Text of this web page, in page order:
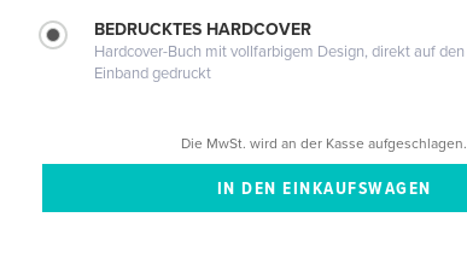
BEDRUCKTES HARDCOVER
Hardcover-Buch mit vollfarbigem Design, direkt auf den
Einband gedruckt
Die MwSt. wird an der Kasse aufgeschlagen.